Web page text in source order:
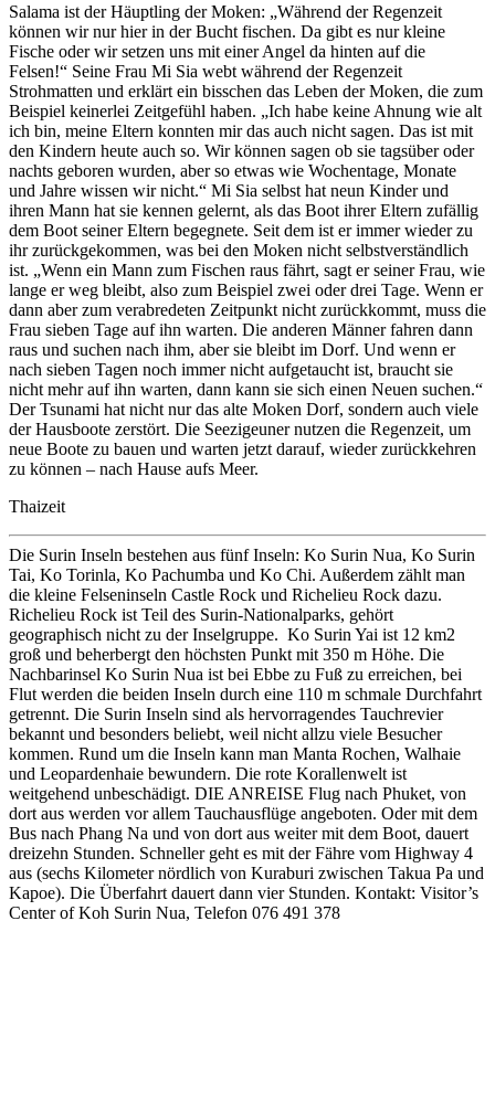
Salama ist der Häuptling der Moken: „Während der Regenzeit
können wir nur hier in der Bucht fischen. Da gibt es nur kleine
Fische oder wir setzen uns mit einer Angel da hinten auf die
Felsen!“ Seine Frau Mi Sia webt während der Regenzeit
Strohmatten und erklärt ein bisschen das Leben der Moken, die zum
Beispiel keinerlei Zeitgefühl haben. „Ich habe keine Ahnung wie alt
ich bin, meine Eltern konnten mir das auch nicht sagen. Das ist mit
den Kindern heute auch so. Wir können sagen ob sie tagsüber oder
nachts geboren wurden, aber so etwas wie Wochentage, Monate
und Jahre wissen wir nicht.“ Mi Sia selbst hat neun Kinder und
ihren Mann hat sie kennen gelernt, als das Boot ihrer Eltern zufällig
dem Boot seiner Eltern begegnete. Seit dem ist er immer wieder zu
ihr zurückgekommen, was bei den Moken nicht selbstverständlich
ist. „Wenn ein Mann zum Fischen raus fährt, sagt er seiner Frau, wie
lange er weg bleibt, also zum Beispiel zwei oder drei Tage. Wenn er
dann aber zum verabredeten Zeitpunkt nicht zurückkommt, muss die
Frau sieben Tage auf ihn warten. Die anderen Männer fahren dann
raus und suchen nach ihm, aber sie bleibt im Dorf. Und wenn er
nach sieben Tagen noch immer nicht aufgetaucht ist, braucht sie
nicht mehr auf ihn warten, dann kann sie sich einen Neuen suchen.“
Der Tsunami hat nicht nur das alte Moken Dorf, sondern auch viele
der Hausboote zerstört. Die Seezigeuner nutzen die Regenzeit, um
neue Boote zu bauen und warten jetzt darauf, wieder zurückkehren
zu können – nach Hause aufs Meer.
Thaizeit
Die Surin Inseln bestehen aus fünf Inseln: Ko Surin Nua, Ko Surin
Tai, Ko Torinla, Ko Pachumba und Ko Chi. Außerdem zählt man
die kleine Felseninseln Castle Rock und Richelieu Rock dazu.
Richelieu Rock ist Teil des Surin-Nationalparks, gehört
geographisch nicht zu der Inselgruppe. Ko Surin Yai ist 12 km2
groß und beherbergt den höchsten Punkt mit 350 m Höhe. Die
Nachbarinsel Ko Surin Nua ist bei Ebbe zu Fuß zu erreichen, bei
Flut werden die beiden Inseln durch eine 110 m schmale Durchfahrt
getrennt. Die Surin Inseln sind als hervorragendes Tauchrevier
bekannt und besonders beliebt, weil nicht allzu viele Besucher
kommen. Rund um die Inseln kann man Manta Rochen, Walhaie
und Leopardenhaie bewundern. Die rote Korallenwelt ist
weitgehend unbeschädigt. DIE ANREISE Flug nach Phuket, von
dort aus werden vor allem Tauchausflüge angeboten. Oder mit dem
Bus nach Phang Na und von dort aus weiter mit dem Boot, dauert
dreizehn Stunden. Schneller geht es mit der Fähre vom Highway 4
aus (sechs Kilometer nördlich von Kuraburi zwischen Takua Pa und
Kapoe). Die Überfahrt dauert dann vier Stunden. Kontakt: Visitor’s
Center of Koh Surin Nua, Telefon 076 491 378